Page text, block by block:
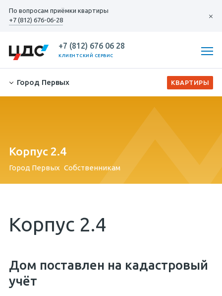
По вопросам приёмки квартиры
+7 (812) 676-06-28
+7 (812) 676 06 28
КЛИЕНТСКИЙ СЕРВИС
Корпус 2.4
Город Первых Собственникам
Город Первых
Корпус 2.4
Дом поставлен на кадастровый
учёт